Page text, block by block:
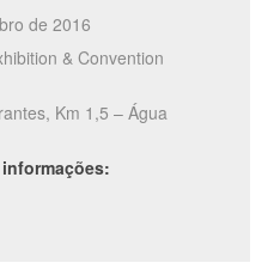
de 2016
& Convention
Km 1,5 – Água